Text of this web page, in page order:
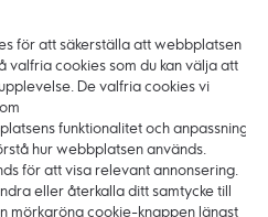
för att säkerställa att webbplatsen
valfria cookies som du kan välja att
De valfria cookies vi
funktionalitet och anpassning.
hur webbplatsen används.
för att visa relevant annonsering.
eller återkalla ditt samtycke till
mörkgröna cookie-knappen längst